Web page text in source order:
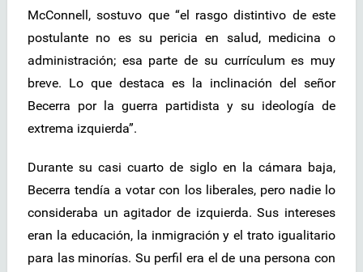
McConnell, sostuvo que “el rasgo distintivo de este
postulante no es su pericia en salud, medicina o
administración; esa parte de su currículum es muy
breve. Lo que destaca es la inclinación del señor
Becerra por la guerra partidista y su ideología de
extrema izquierda”.
Durante su casi cuarto de siglo en la cámara baja,
Becerra tendía a votar con los liberales, pero nadie lo
consideraba un agitador de izquierda. Sus intereses
eran la educación, la inmigración y el trato igualitario
para las minorías. Su perfil era el de una persona con